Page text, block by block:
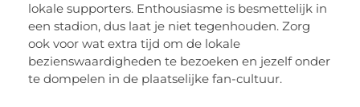
lokale supporters. Enthousiasme is besmettelijk in
een stadion, dus laat je niet tegenhouden. Zorg
ook voor wat extra tijd om de lokale
bezienswaardigheden te bezoeken en jezelf onder
te dompelen in de plaatselijke fan-cultuur.